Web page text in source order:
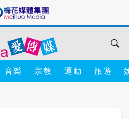
音樂 宗教 運動 旅遊